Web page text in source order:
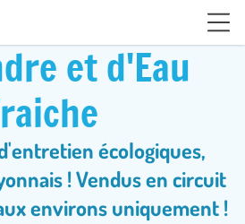
et d'Eau
écologiques,
! Vendus en circuit
environs uniquement !